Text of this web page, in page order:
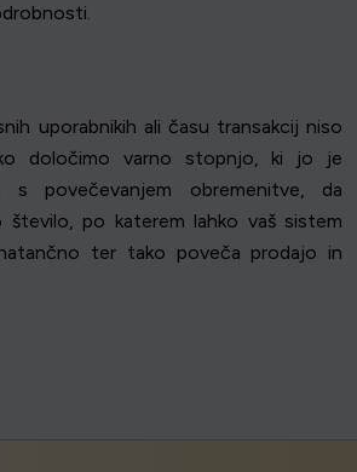
uporabnikih ali času transakcij niso
določimo varno stopnjo, ki jo je
s povečevanjem obremenitve, da
število, po katerem lahko vaš sistem
ter tako poveča prodajo in